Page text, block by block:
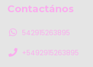
Contactános
542915263895
+5492915263895